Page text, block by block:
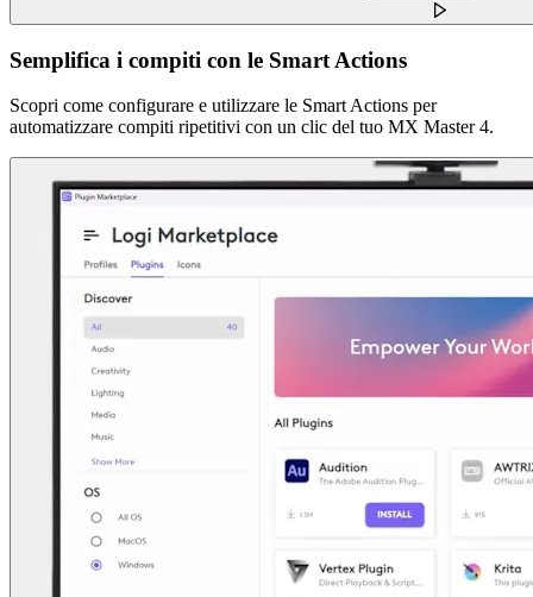
Semplifica i compiti con le Smart Actions
Scopri come configurare e utilizzare le Smart Actions per
automatizzare compiti ripetitivi con un clic del tuo MX Master 4.